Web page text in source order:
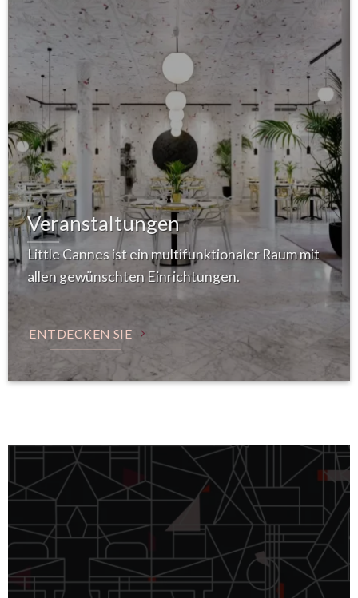
Veranstaltungen
Little Cannes ist ein multifunktionaler Raum mit
allen gewünschten Einrichtungen.
ENTDECKEN SIE